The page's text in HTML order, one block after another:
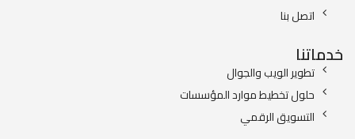
اتصل بنا
خدماتنا
تطوير الويب والجوال
حلول تخطيط موارد المؤسسات
التسويق الرقمي